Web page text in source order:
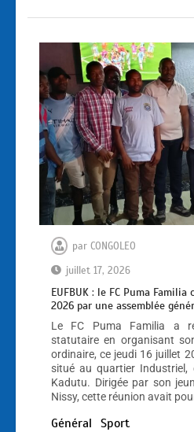
par CONGOLEO
juillet 17, 2026
EUFBUK : le FC Puma
2026 par une assemblée
Le FC Puma Familia a
statutaire en organisant
ordinaire, ce jeudi 16 juillet
situé au quartier Industriel,
Kadutu. Dirigée par son
Nissy, cette réunion avait
Général Sport